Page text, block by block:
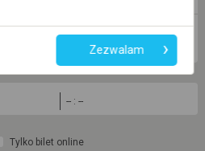
-- : --
Tylko bilet online
Zezwalam